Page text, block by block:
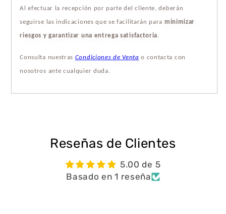
Al efectuar la recepción por parte del cliente, deberán
seguirse las indicaciones que se facilitarán para minimizar
riesgos y garantizar una entrega satisfactoria.
Consulta nuestras Condiciones de Venta o contacta con
nosotros ante cualquier duda.
Reseñas de Clientes
5.00 de 5
Basado en 1 reseña